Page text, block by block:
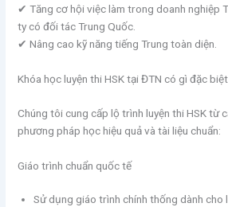
✔ Tăng cơ hội việc làm trong doanh nghiệp
ty có đối tác Trung Quốc.
✔ Nâng cao kỹ năng tiếng Trung toàn diện.
Khóa học luyện thi HSK tại ĐTN có gì đặc
Chúng tôi cung cấp lộ trình luyện thi HSK từ
phương pháp học hiệu quả và tài liệu chuẩn:
Giáo trình chuẩn quốc tế
Sử dụng giáo trình chính thống dành cho